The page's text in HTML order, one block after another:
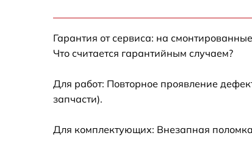
Прошивка блока управления TCL
LED40D2910
Гарантия от сервиса: на
Что считается гарантийным случаем?
Для работ: Повторное проявление
запчасти).
Для комплектующих: Внезапная